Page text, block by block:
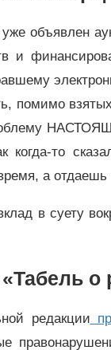
объявлен
и
помимо
то
а отдаешь
в суету
о
редакции